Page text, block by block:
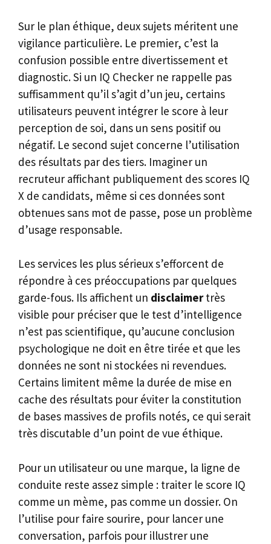
Sur le plan éthique, deux sujets méritent une
vigilance particulière. Le premier, c’est la
confusion possible entre divertissement et
diagnostic. Si un IQ Checker ne rappelle pas
suffisamment qu’il s’agit d’un jeu, certains
utilisateurs peuvent intégrer le score à leur
perception de soi, dans un sens positif ou
négatif. Le second sujet concerne l’utilisation
des résultats par des tiers. Imaginer un
recruteur affichant publiquement des scores IQ
X de candidats, même si ces données sont
obtenues sans mot de passe, pose un problème
d’usage responsable.
Les services les plus sérieux s’efforcent de
répondre à ces préoccupations par quelques
garde-fous. Ils affichent un disclaimertrès
visible pour préciser que le test d’intelligence
n’est pas scientifique, qu’aucune conclusion
psychologique ne doit en être tirée et que les
données ne sont ni stockées ni revendues.
Certains limitent même la durée de mise en
cache des résultats pour éviter la constitution
de bases massives de profils notés, ce qui serait
très discutable d’un point de vue éthique.
Pour un utilisateur ou une marque, la ligne de
conduite reste assez simple : traiter le score IQ
comme un mème, pas comme un dossier. On
l’utilise pour faire sourire, pour lancer une
conversation, parfois pour illustrer une